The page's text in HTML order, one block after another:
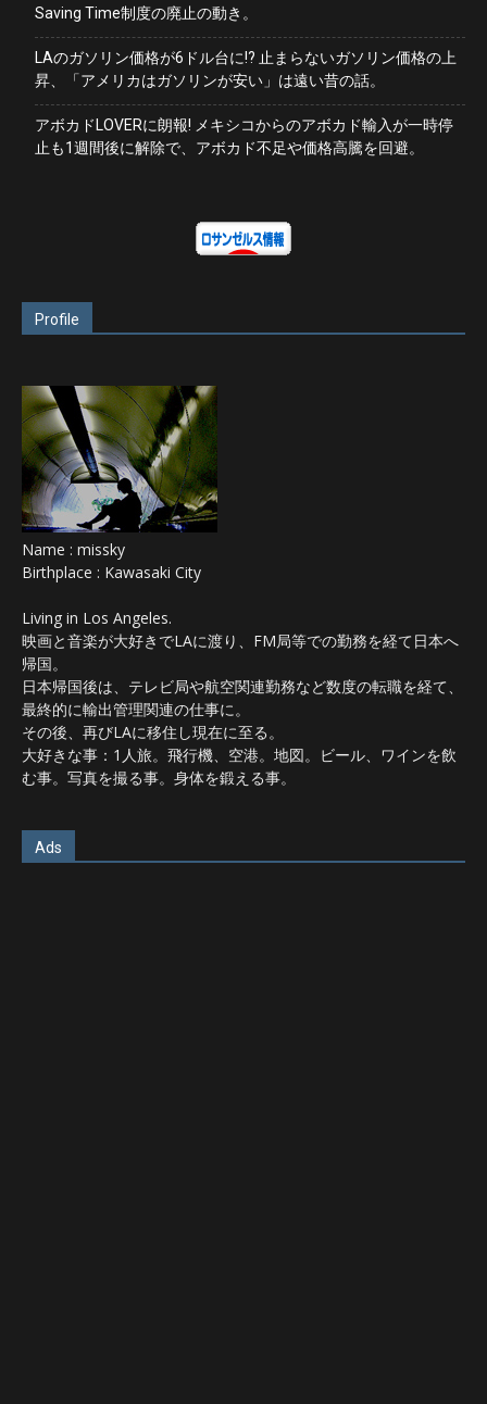
Saving Time制度の廃止の動き。
LAのガソリン価格が6ドル台に!? 止まらないガソリン価格の上
昇、「アメリカはガソリンが安い」は遠い昔の話。
アボカドLOVERに朗報! メキシコからのアボカド輸入が一時停
止も1週間後に解除で、アボカド不足や価格高騰を回避。
Profile
Name : missky
Birthplace : Kawasaki City
Living in Los Angeles.
映画と音楽が大好きでLAに渡り、FM局等での勤務を経て日本へ
帰国。
日本帰国後は、テレビ局や航空関連勤務など数度の転職を経て、
最終的に輸出管理関連の仕事に。
その後、再びLAに移住し現在に至る。
大好きな事：1人旅。飛行機、空港。地図。ビール、ワインを飲
む事。写真を撮る事。身体を鍛える事。
Ads